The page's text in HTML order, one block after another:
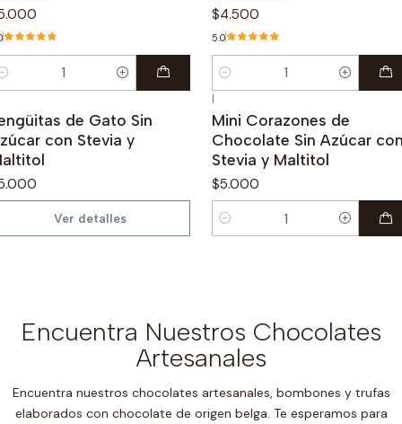
$4.500
5.0
Cantidad
de Gato Sin
con Stevia y
Ver detalles
|
Mini Corazones de
Chocolate Sin Azúcar
Stevia y Maltitol
$5.000
Cantidad
Encuentra Nuestros Chocolates
Artesanales
Encuentra nuestros chocolates artesanales, bombones y trufas
elaborados con chocolate de origen belga. Te esperamos para